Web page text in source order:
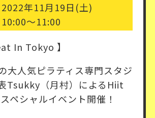
2022年11月19日(土)
10:00〜11:00
In Tokyo 】
大人気ピラティス専門スタジ
Tsukky（月村）によるHiit
ペシャルイベント開催！